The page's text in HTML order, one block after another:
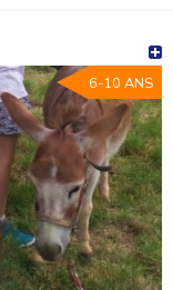
6-10 ANS